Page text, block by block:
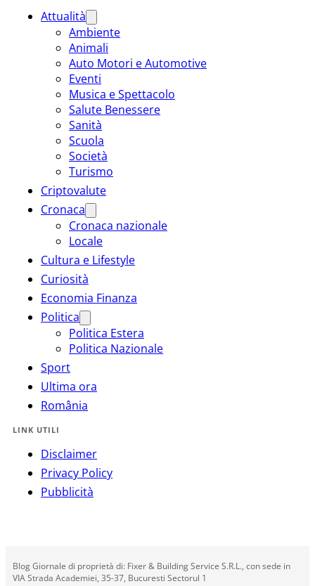
Attualità
Ambiente
Animali
Auto Motori e Automotive
Eventi
Musica e Spettacolo
Salute Benessere
Sanità
Scuola
Società
Turismo
Criptovalute
Cronaca
Cronaca nazionale
Locale
Cultura e Lifestyle
Curiosità
Economia Finanza
Politica
Politica Estera
Politica Nazionale
Sport
Ultima ora
România
LINK UTILI
Disclaimer
Privacy Policy
Pubblicità
Blog Giornale di proprietà di: Fixer & Building Service S.R.L., con sede in
VIA Strada Academiei, 35-37, Bucuresti Sectorul 1